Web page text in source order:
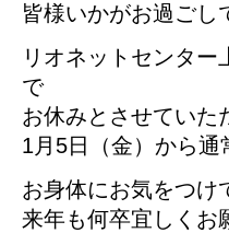
皆様いかがお過ごし
リオネットセンタ
で
お休みとさせていた
1月5日（金）から通
お身体にお気をつけ
来年も何卒宜しくお